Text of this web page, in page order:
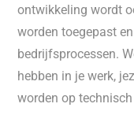
ontwikkeling wordt
worden toegepast
bedrijfsprocessen.
hebben in je werk,
worden op